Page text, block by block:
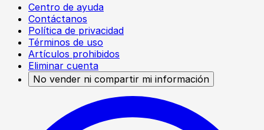
Centro de ayuda
Contáctanos
Política de privacidad
Términos de uso
Artículos prohibidos
Eliminar cuenta
No vender ni compartir mi información